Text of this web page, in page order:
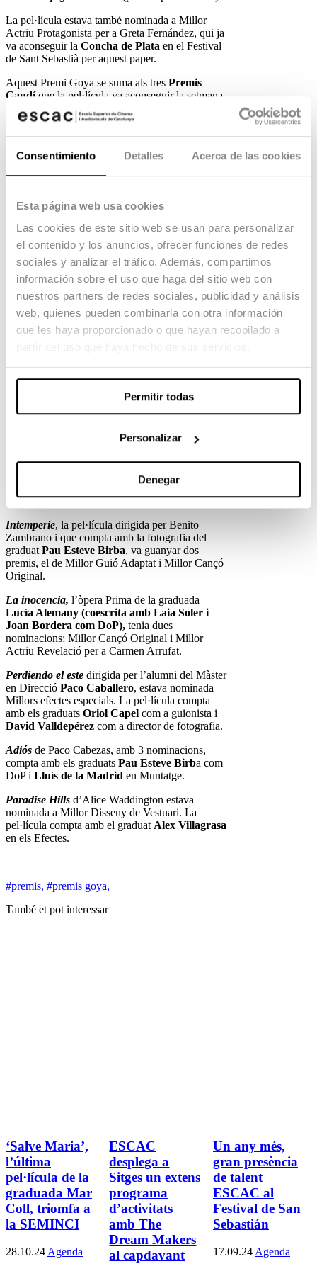
Consentimiento Detalles Acerca de las cookies
Esta página web usa cookies
Las cookies de este sitio web se usan para personalizar
el contenido y los anuncios, ofrecer funciones de redes
sociales y analizar el tráfico. Además, compartimos
información sobre el uso que haga del sitio web con
nuestros partners de redes sociales, publicidad y análisis
web, quienes pueden combinarla con otra información
que les haya proporcionado o que hayan recopilado a
Permitir todas
Personalizar
Denegar
La pel·lícula estava també nominada a Millor
Actriu Protagonista per a Greta Fernández, qui ja
va aconseguir la Concha de Plata en el Festival
de Sant Sebastià per aquest paper.
Aquest Premi Goya se suma als tres Premis
Gaudíque la pel·lícula va aconseguir la setmana
Millor Guió, Millor Direcció i Millor
Pel·lícula en llengua no catalana.
Millor Direcció Novell
per a un graduat a
perEva.
Els graduats i graduades en ESCAC han
aconseguit fins avui més de 40 nominacions i 22
Premis Goya.
El talent ESCAC present en els Goya
Suc de Síndria,d’Irene Moray, es va emportar el
Goya a la Millor Fotografia per al que va ser
professor de l’escolaMauro Hercei el premi a la
aconseguir el Goya a Millor Actor Revelació per
a Enric Auquer . La pel·lícula compta amb els
David Gallart en muntatge i Oriol
Maymó en producció.
Intemperie, la pel·lícula dirigida per Benito
Zambrano i que compta amb la fotografia del
graduat Pau Esteve Birba, va guanyar dos
premis, el de Millor Guió Adaptat i Millor Cançó
Original.
La inocencia, l’òpera Prima de la graduada
Lucía Alemany (coescrita amb Laia Soler i
Joan Bordera com DoP), tenia dues
nominacions; Millor Cançó Original i Millor
Actriu Revelació per a Carmen Arrufat.
Perdiendo el este dirigida per l’alumni del Màster
en Direcció Paco Caballero, estava nominada
Millors efectes especials. La pel·lícula compta
amb els graduats Oriol Capel com a guionista i
David Valldepérez com a director de fotografia.
Adiós de Paco Cabezas, amb 3 nominacions,
compta amb els graduats Pau Esteve Birba com
DoP i Lluís de la Madrid en Muntatge.
Paradise Hills d’Alice Waddington estava
nominada a Millor Disseny de Vestuari. La
pel·lícula compta amb el graduat Alex Villagrasa
en els Efectes.
#premis, #premis goya,
També et pot interessar
‘Salve Maria’,
l’última
pel·lícula de la
graduada Mar
Coll, triomfa a
la SEMINCI
28.10.24 Agenda
ESCAC
desplega a
Sitges un extens
programa
d’activitats
amb The
Dream Makers
al capdavant
Un any més,
gran presència
de talent
ESCAC al
Festival de San
Sebastián
17.09.24 Agenda